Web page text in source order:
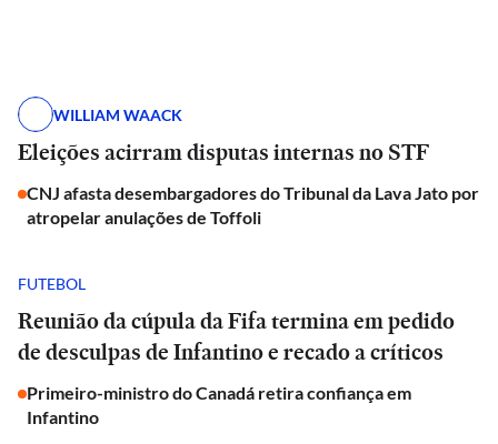
WILLIAM WAACK
Eleições acirram disputas internas no STF
CNJ afasta desembargadores do Tribunal da Lava Jato por
atropelar anulações de Toffoli
FUTEBOL
Reunião da cúpula da Fifa termina em pedido
de desculpas de Infantino e recado a críticos
Primeiro-ministro do Canadá retira confiança em
Infantino